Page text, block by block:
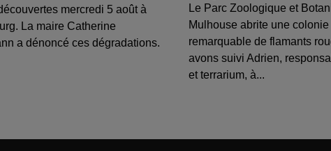
mercredi 5 août à
La maire Catherine
a dénoncé ces dégradations.
Le Parc Zoologique et
Mulhouse abrite une colonie
remarquable de flamants
avons suivi Adrien,
et terrarium, à...